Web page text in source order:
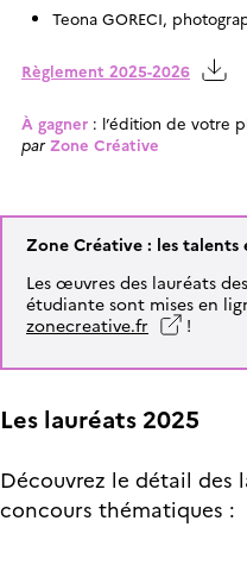
Teona GORECI,
Règlement 2025-2026
À gagner : l’édition de votre
par Zone Créative
Zone Créative : les talents
Les œuvres des lauréats
étudiante sont mises en
zonecreative.fr
!
Les lauréats 2025
Découvrez le détail des
concours thématiques :